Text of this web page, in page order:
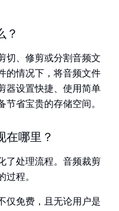
？
切、修剪或分割音频文
的情况下，将音频文件
器设置快捷、使用简单
节省宝贵的存储空间。
在哪里？
了处理流程。音频裁剪
过程。
仅免费，且无论用户是